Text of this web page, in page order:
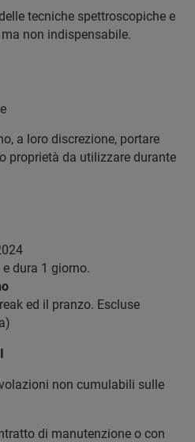
tecniche spettroscopiche e
non indispensabile.
a loro discrezione, portare
proprietà da utilizzare durante
dura 1 giorno.
ed il pranzo. Escluse
non cumulabili sulle
di manutenzione o con